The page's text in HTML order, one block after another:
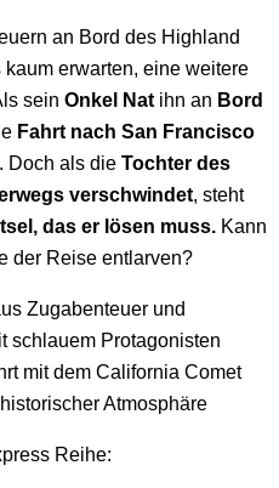
an Bord des Highland
kaum erwarten, eine weitere
sein Onkel Nat ihn an Bord
Fahrt nach San Francisco
Doch als die Tochter des
verschwindet, steht
das er lösen muss. Kann
der Reise entlarven?
Zugabenteuer und
schlauem Protagonisten
mit dem California Comet
Atmosphäre
Reihe: